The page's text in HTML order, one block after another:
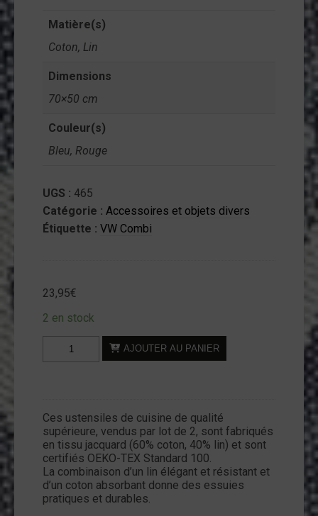
Matière(s)
Coton, Lin
Dimensions
70×50 cm
Couleur(s)
Bleu, Rouge
UGS : 465
Catégorie : Accessoires et objets divers
Étiquette : VW Combi
23,95€
2 en stock
quantité
de
VW
T1
-
Rouge
et
bleu
AJOUTER AU PANIER
Ces ustensiles de cuisine de qualité
supérieure, vendus par lot de 2, sont fabriqués
en tissu jacquard (60% coton, 40% lin) et sont
certifiés OEKO-TEX Standard 100.
La combinaison d’un lin élégant et résistant et
d’un coton absorbant donne des essuies
pratiques et durables.